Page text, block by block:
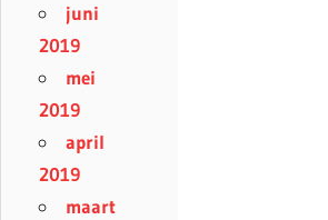
juni
2019
mei
2019
april
2019
maart